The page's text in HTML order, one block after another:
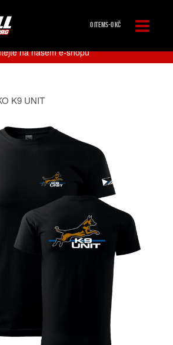
na našem e-shopu
0 ITEMS-0KČ
K9 UNIT